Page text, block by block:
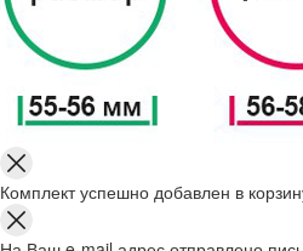
Комплект успешно добавлен в